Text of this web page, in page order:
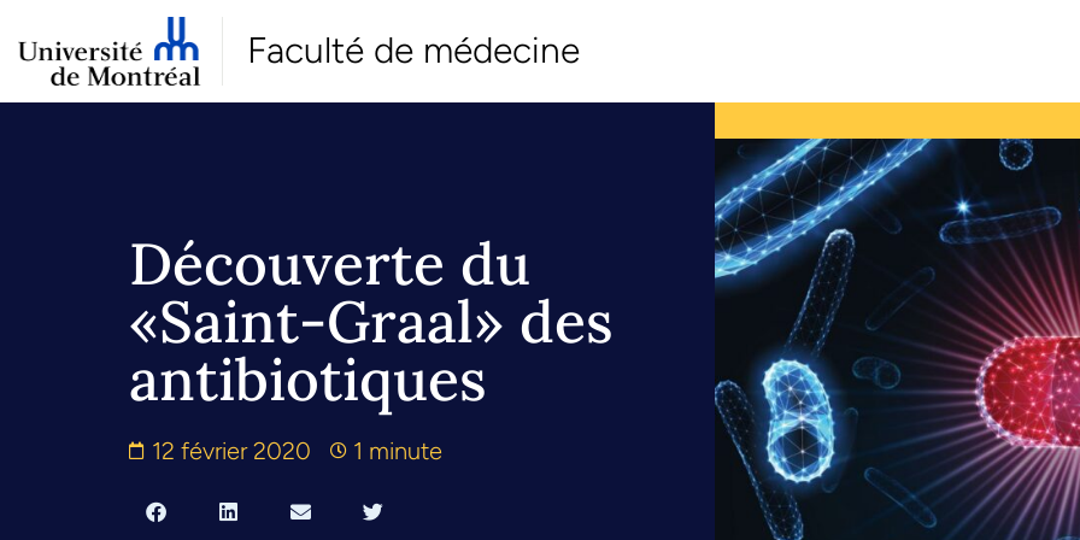
Faculté de médecine
Découverte du
«Saint-Graal» des
antibiotiques
12 février 2020 1 minute